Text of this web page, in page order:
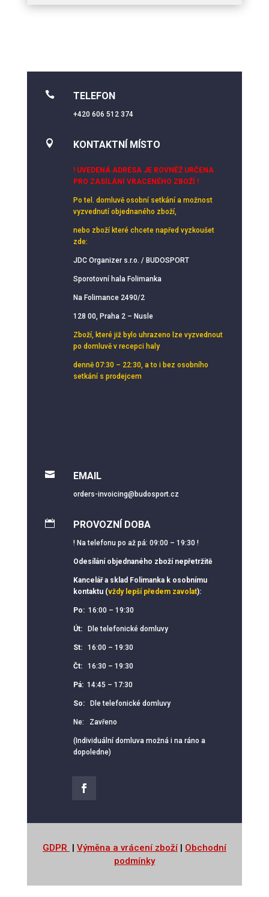
 TELEFON
+420 606 512 374
 KONTAKTNÍ MÍSTO
! UVEDENÁ ADRESA JE ROVNĚŽ URČENA
PRO ZASÍLÁNÍ VRACENÉHO ZBOŽÍ !
Po tel. domluvě osobní setkánía možnost
vyzvednutí objednaného zboží,
nebo zboží které chcete napřed vyzkoušet
zde:
JDC Organizer s.r.o. / BUDOSPORT
Sporotovní hala Folimanka
Na Folimance 2490/2
128 00, Praha 2 – Nusle
Zboží, které již bylo uhrazeno lze vyzvednout
po domluvě v recepci haly
denně 07:30 – 22:30, a to i bez osobního
setkání s prodejcem
 EMAIL
orders-invoicing@budosport.cz
 PROVOZNÍ DOBA
! Na telefonu po až pá: 09:00 – 19:30 !
Odesílání objednaného zboží nepřetržitě
Kancelář a sklad Folimanka k osobnímu
kontaktu (vždy lepší předem zavolat):
Po: 16:00 – 19:30
Út:Dle telefonické domluvy
St: 16:00 – 19:30
Čt: 16:30 – 19:30
Pá:14:45 – 17:30
So: Dle telefonické domluvy
Ne: Zavřeno
(Individuální domluva možná i na ráno a
dopoledne)
GDPR | Výměna a vrácení zboží| Obchodní
podmínky